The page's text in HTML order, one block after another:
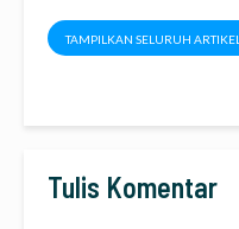
TAMPILKAN SELURUH ARTIKEL
Tulis Komentar